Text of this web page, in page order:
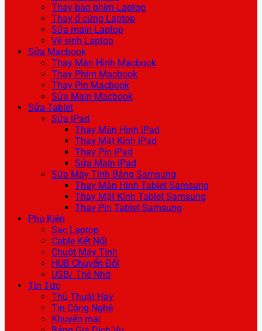
Thay bàn phím Laptop
Thay ổ cứng Laptop
Sửa main Laptop
Vệ sinh Laptop
Sửa Macbook
Thay Màn Hình Macbook
Thay Phím Macbook
Thay Pin Macbook
Sửa Main Macbook
Sửa Tablet
Sửa iPad
Thay Màn Hình iPad
Thay Mặt Kính iPad
Thay Pin iPad
Sửa Main iPad
Sửa Máy Tính Bảng Samsung
Thay Màn Hình Tablet Samsung
Thay Mặt Kính Tablet Samsung
Thay Pin Tablet Samsung
Phụ Kiện
Sạc Laptop
Cable Kết Nối
Chuột Máy Tính
HUB Chuyển Đổi
USB/ Thẻ Nhớ
Tin Tức
Thủ Thuật Hay
Tin Công Nghệ
Khuyến mại